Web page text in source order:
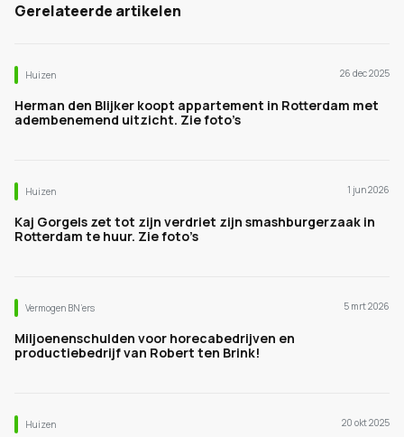
Gerelateerde artikelen
Huizen 26 dec 2025
Herman den Blijker koopt appartement in Rotterdam met
adembenemend uitzicht. Zie foto’s
Huizen 1 jun 2026
Kaj Gorgels zet tot zijn verdriet zijn smashburgerzaak in
Rotterdam te huur. Zie foto’s
Vermogen BN’ers 5 mrt 2026
Miljoenenschulden voor horecabedrijven en
productiebedrijf van Robert ten Brink!
Huizen 20 okt 2025